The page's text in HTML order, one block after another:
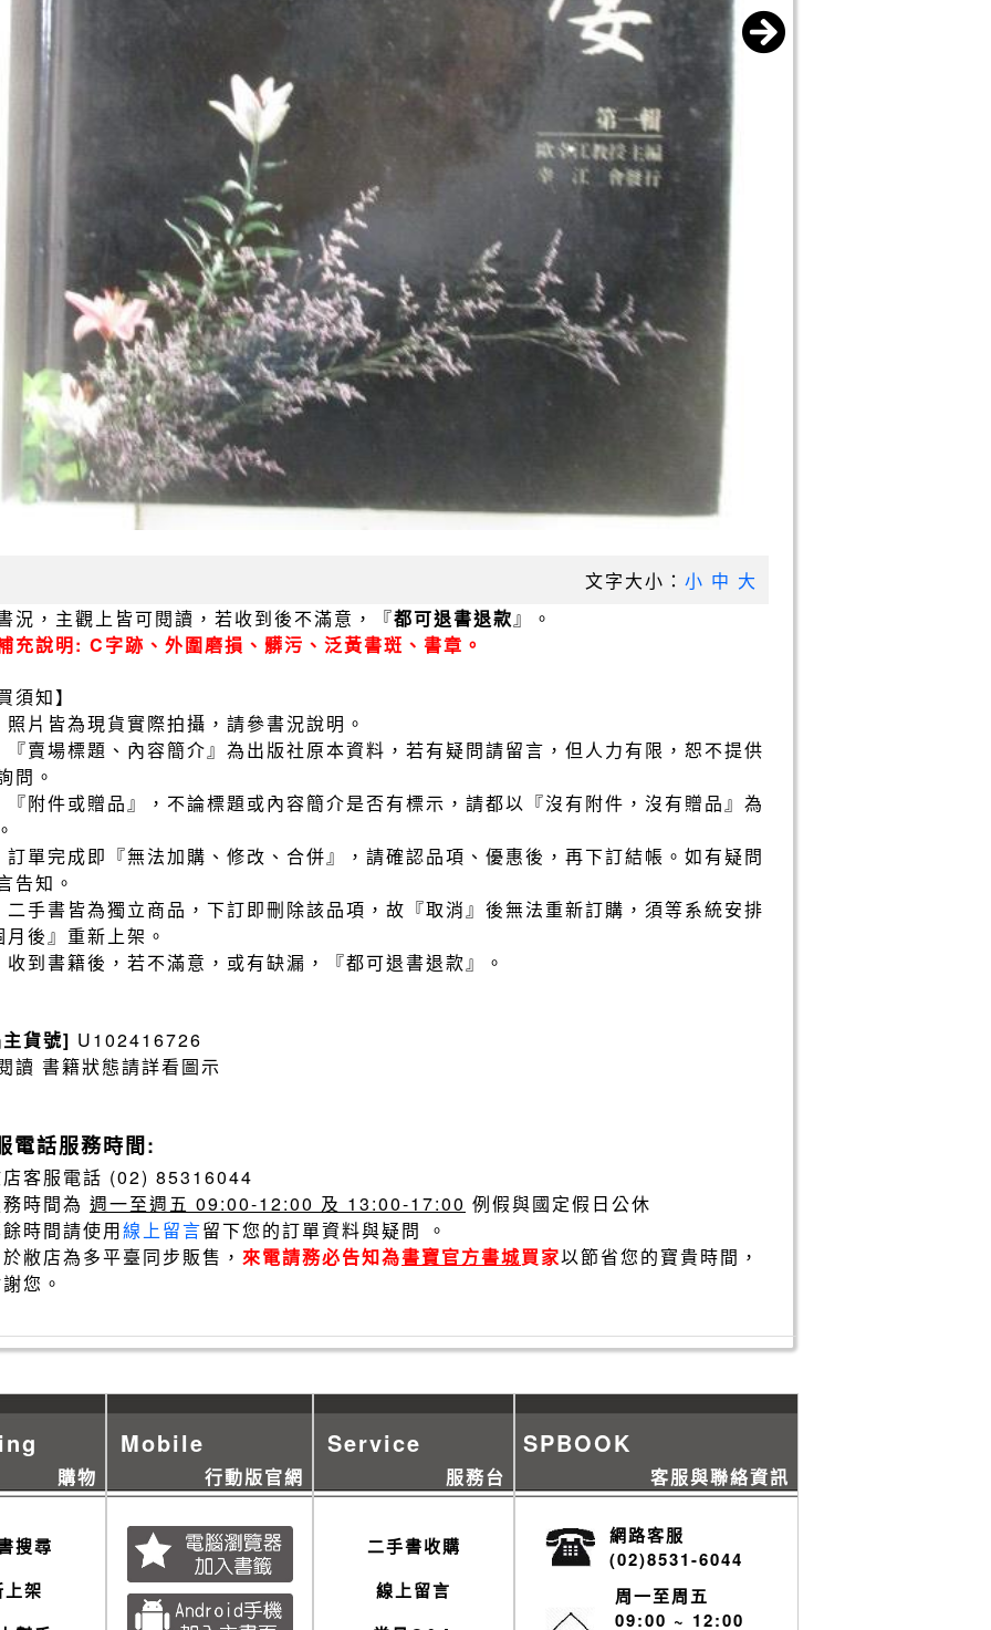
文字大小： 小 中 大
況，主觀上皆可閱讀，若收到後不滿意，『都可退書退款』。
充說明: C字跡、外圍磨損、髒污、泛黃書斑、書章。
須知】
照片皆為現貨實際拍攝，請參書況說明。
『賣場標題、內容簡介』為出版社原本資料，若有疑問請留言，但人力有限，恕不提供
問。
『附件或贈品』，不論標題或內容簡介是否有標示，請都以『沒有附件，沒有贈品』為
訂單完成即『無法加購、修改、合併』，請確認品項、優惠後，再下訂結帳。如有疑問
告知。
二手書皆為獨立商品，下訂即刪除該品項，故『取消』後無法重新訂購，須等系統安排
後』重新上架。
收到書籍後，若不滿意，或有缺漏，『都可退書退款』。
貨號] U102416726
讀 書籍狀態請詳看圖示
電話服務時間:
客服電話 (02) 85316044
時間為 週一至週五 09:00-12:00 及 13:00-17:00 例假與國定假日公休
時間請使用線上留言留下您的訂單資料與疑問 。
敝店為多平臺同步販售， 來電請務必告知為書寶官方書城買家以節省您的寶貴時間，
您。
購物
搜尋
架
Mobile
行動版官網
Service
服務台
二手書收購
線上留言
SPBOOK
客服與聯絡資訊
網路客服
(02)8531-6044
周一至周五
09:00 ~ 12:00